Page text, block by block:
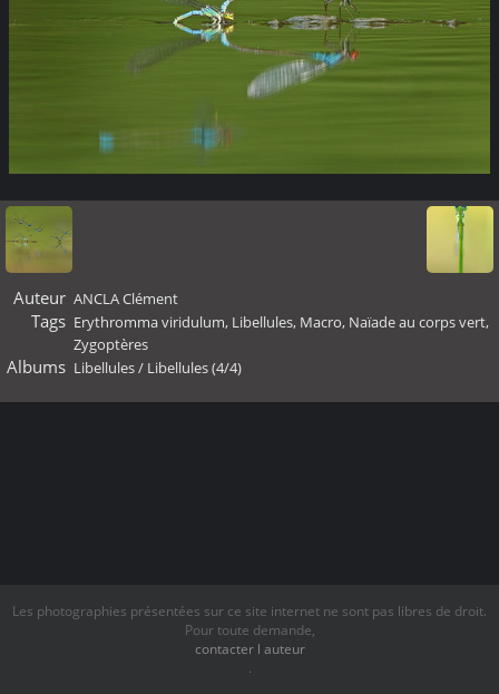
Auteur ANCLA Clément
Tags Erythromma viridulum, Libellules, Macro, Naïade au corps vert,
Zygoptères
Albums Libellules/ Libellules (4/4)
Les photographies présentées sur ce site internet ne sont pas libres de droit.
Pour toute demande,
contacter l auteur
.